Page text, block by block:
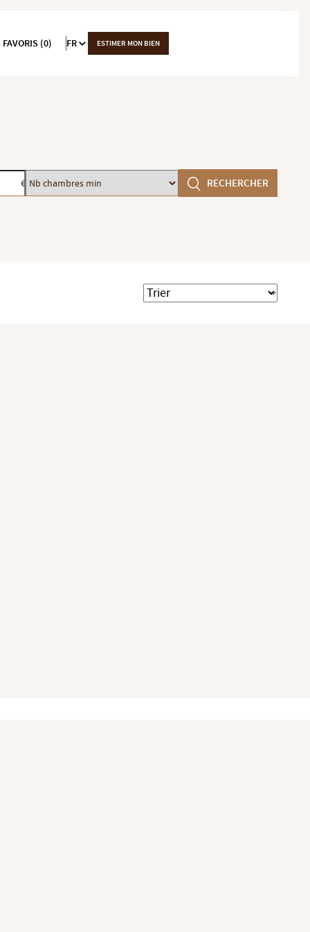
FAVORIS (0) FR ESTIMER MON BIEN
Paris 8e (75008), Paris 16e (75116)
€ Nb
chambres
RECHERCHER
Trier